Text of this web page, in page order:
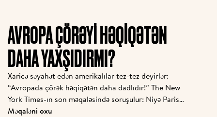
AVROPA ÇÖRƏYI HƏQIQƏTƏN
DAHA YAXŞIDIRMI?
Xaricə səyahət edən amerikalılar tez-tez deyirlər:
“Avropada çörək həqiqətən daha dadlıdır!” The New
York Times-ın son məqaləsində soruşulur: Niyə Paris
və ya Romada baget, kruassan və ya pizza yeyərkən
Məqaləni oxu